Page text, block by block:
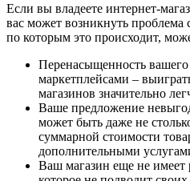
Если вы владеете интернет-
вас может возникнуть
по которым это происходит,
Перенасыщенность
маркетплейсами –
магазинов значительно
Ваше предложение
может быть даже не
суммарной стоимости
дополнительными
Ваш магазин еще не имеет